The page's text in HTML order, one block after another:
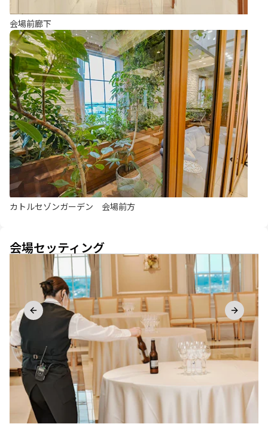
会場前廊下
カトルセゾンガーデン 会場前方
会場セッティング
Previous slide Next